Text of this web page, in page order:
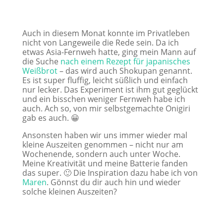
Auch in diesem Monat konnte im Privatleben
nicht von Langeweile die Rede sein. Da ich
etwas Asia-Fernweh hatte, ging mein Mann auf
die Suche nach einem Rezept für japanisches
Weißbrot– das wird auch Shokupan genannt.
Es ist super fluffig, leicht süßlich und einfach
nur lecker. Das Experiment ist ihm gut geglückt
und ein bisschen weniger Fernweh habe ich
auch. Ach so, von mir selbstgemachte Onigiri
gab es auch. 😀
Ansonsten haben wir uns immer wieder mal
kleine Auszeiten genommen – nicht nur am
Wochenende, sondern auch unter Woche.
Meine Kreativität und meine Batterie fanden
das super. 🙂 Die Inspiration dazu habe ich von
Maren. Gönnst du dir auch hin und wieder
solche kleinen Auszeiten?